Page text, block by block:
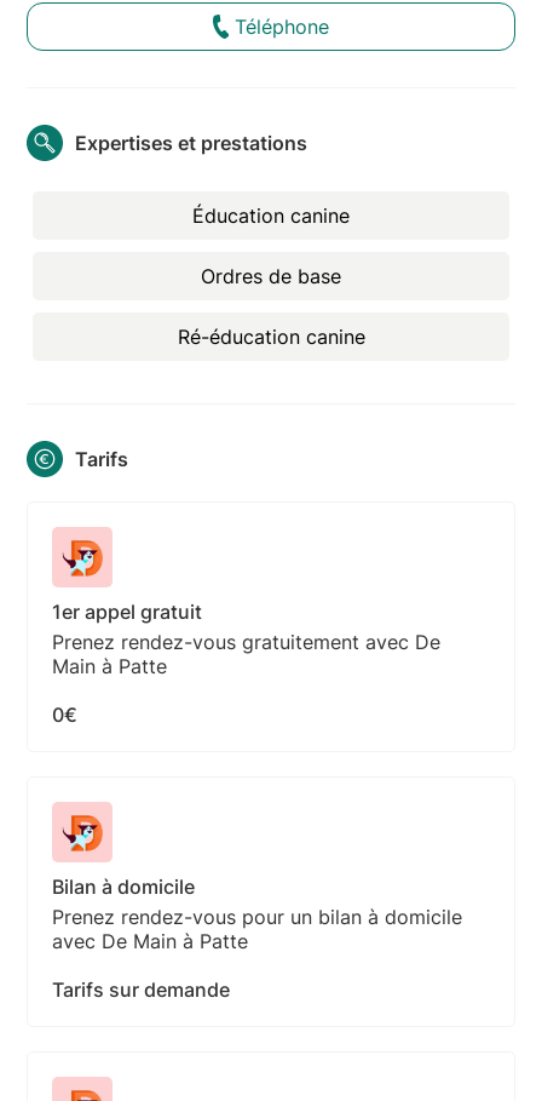
Téléphone
Expertises et prestations
Éducation canine
Ordres de base
Ré-éducation canine
Tarifs
1er appel gratuit
Prenez rendez-vous gratuitement avec De
Main à Patte
0€
Bilan à domicile
Prenez rendez-vous pour un bilan à domicile
avec De Main à Patte
Tarifs sur demande